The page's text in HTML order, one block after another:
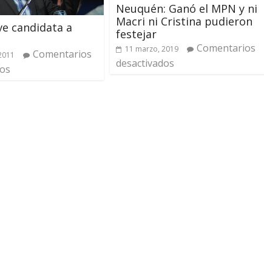
candidata a
Comentarios
Neuquén: Ganó el MPN y ni
Macri ni Cristina pudieron
festejar
11 marzo, 2019
Comentarios
desactivados